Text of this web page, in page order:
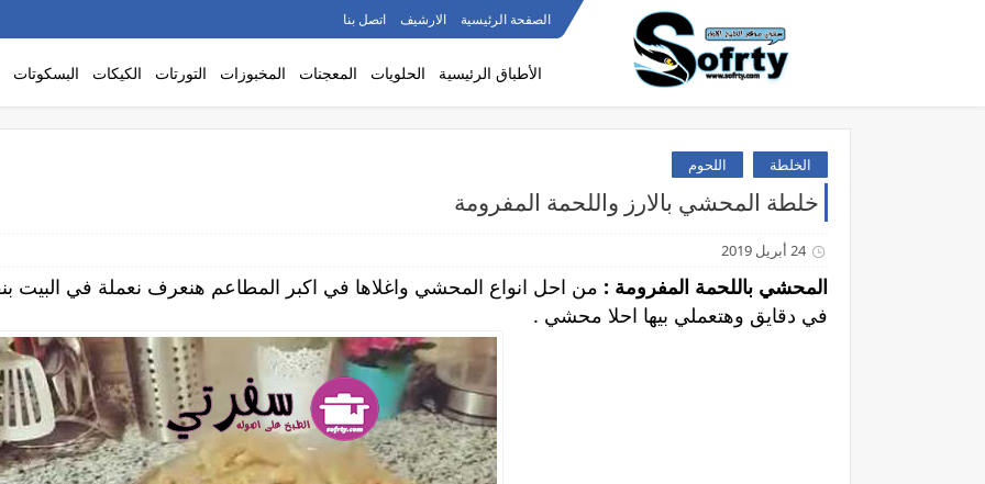
الصفحة الرئيسية الارشيف اتصل بنا
الأطباق الرئيسية الحلويات المعجنات المخبوزات التورتات الكيكات البسكوتات
الخلطة اللحوم
خلطة المحشي بالارز واللحمة المفرومة
24 أبريل 2019
المحشي باللحمة المفرومة : من احل انواع المحشي واغلاها في اكبر المطاعم هنعرف نعملة في البيت
في دقايق وهتعملي بيها احلا محشي .